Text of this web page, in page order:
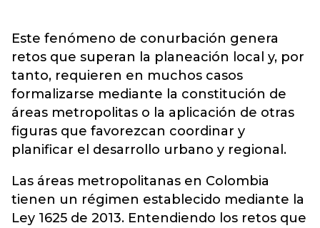
Este fenómeno de conurbación genera
retos que superan la planeación local y, por
tanto, requieren en muchos casos
formalizarse mediante la constitución de
áreas metropolitas o la aplicación de otras
figuras que favorezcan coordinar y
planificar el desarrollo urbano y regional.
Las áreas metropolitanas en Colombia
tienen un régimen establecido mediante la
Ley 1625 de 2013. Entendiendo los retos que